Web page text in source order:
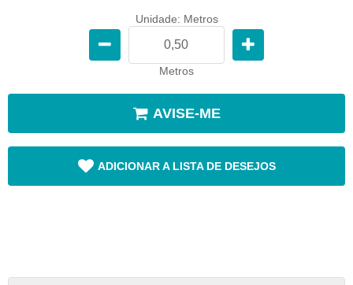
Unidade: Metros
Metros
AVISE-ME
ADICIONAR A LISTA DE DESEJOS